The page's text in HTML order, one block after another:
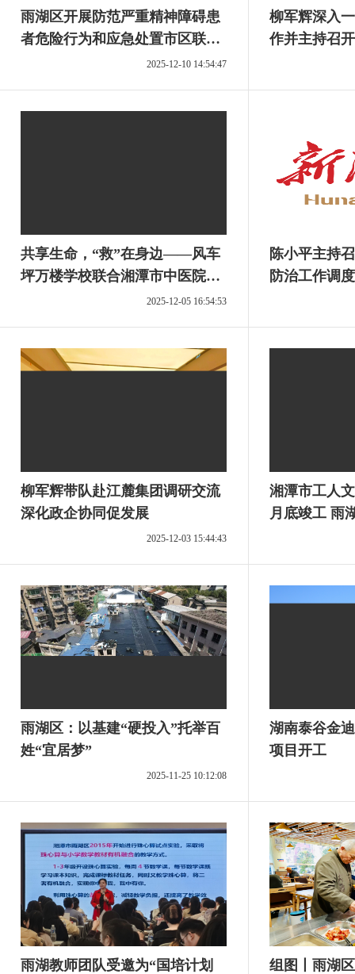
雨湖区开展防范严重精神障碍患
者危险行为和应急处置市区联合
2025-12-10 14:54:47
柳军辉深入
作并主持召
共享生命，“救”在身边——风车
坪万楼学校联合湘潭市中医院开
展健康急救家长大课堂2025-12-05 16:54:53
陈小平主持
防治工作调
柳军辉带队赴江麓集团调研交流
深化政企协同促发展
2025-12-03 15:44:43
湘潭市工人
月底竣工 雨
雨湖区：以基建“硬投入”托举百
姓“宜居梦”
2025-11-25 10:12:08
湖南泰谷金
项目开工
雨湖教师团队受邀为“国培计划
组图丨雨湖